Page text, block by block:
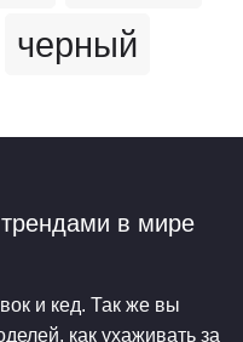
черный
в мире
и кед. Так же вы
как ухаживать за